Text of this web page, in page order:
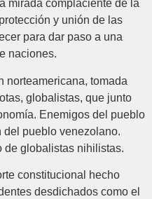
mirada complaciente de la
y unión de las
para dar paso a una
naciones.
norteamericana, tomada
globalistas, que junto
Enemigos del pueblo
del pueblo venezolano.
de globalistas nihilistas.
constitucional hecho
desdichados como el